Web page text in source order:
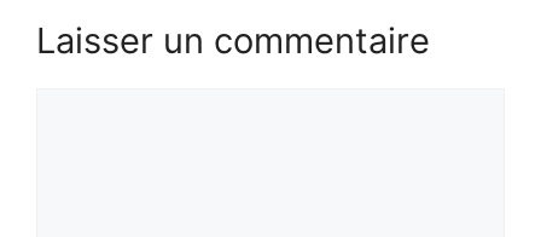
Laisser un commentaire